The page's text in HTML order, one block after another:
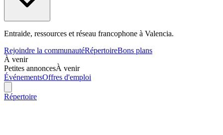
Entraide, ressources et réseau francophone à Valencia.
Rejoindre la communautéRépertoireBons plans
À venir
Petites annoncesÀ venir
ÉvénementsOffres d'emploi
Répertoire